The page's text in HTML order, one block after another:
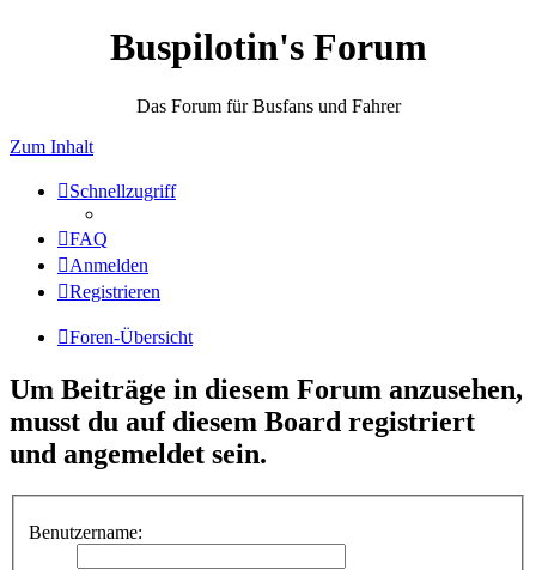
Buspilotin's Forum
Das Forum für Busfans und Fahrer
Zum Inhalt
Schnellzugriff
FAQ
Anmelden
Registrieren
Foren-Übersicht
Um Beiträge in diesem Forum anzusehen,
musst du auf diesem Board registriert
und angemeldet sein.
Benutzername: